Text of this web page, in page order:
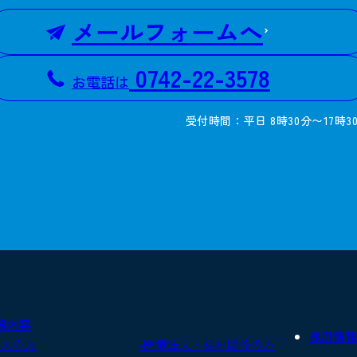
メールフォームへ
お電話は 0742-22-3578
受付時間：平日 8時30分〜17時
内容
の方
-医療法人・福祉関係の方 採用情報